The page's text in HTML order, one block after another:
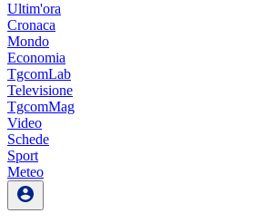
Ultim'ora
Cronaca
Mondo
Economia
TgcomLab
Televisione
TgcomMag
Video
Schede
Sport
Meteo